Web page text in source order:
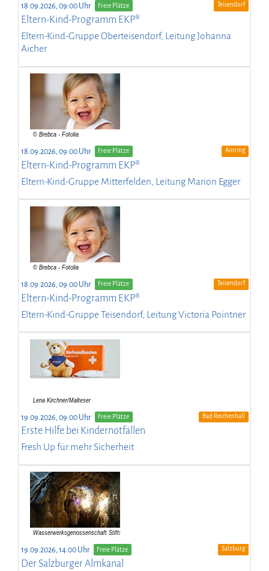
18.09.2026, 09:00 Uhr Freie Plätze Teisendorf
Eltern-Kind-Programm EKP®
Eltern-Kind-Gruppe Oberteisendorf, Leitung Johanna
Aicher
18.09.2026, 09:00 Uhr Freie Plätze Ainring
Eltern-Kind-Programm EKP®
Eltern-Kind-Gruppe Mitterfelden, Leitung Marion Egger
18.09.2026, 09:00 Uhr Freie Plätze Teisendorf
Eltern-Kind-Programm EKP®
Eltern-Kind-Gruppe Teisendorf, Leitung Victoria Pointner
19.09.2026, 09:00 Uhr Freie Plätze Bad Reichenhall
Erste Hilfe bei Kindernotfällen
Fresh Up für mehr Sicherheit
19.09.2026, 14:00 Uhr Freie Plätze Salzburg
Der Salzburger Almkanal